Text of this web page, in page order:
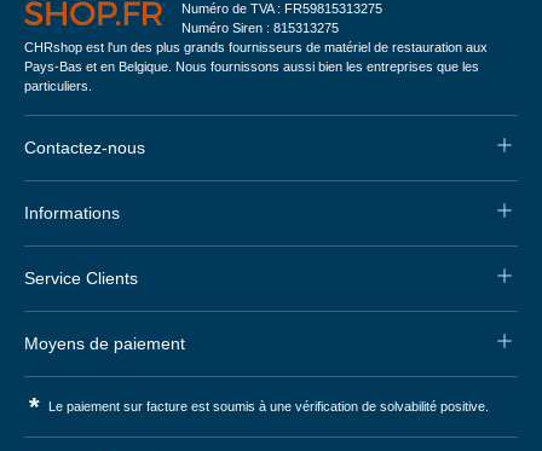
Numéro de TVA : FR59815313275
Numéro Siren : 815313275
CHRshop est l'un des plus grands fournisseurs de matériel de restauration aux
Pays-Bas et en Belgique. Nous fournissons aussi bien les entreprises que les
particuliers.
Contactez-nous
Informations
Service Clients
Moyens de paiement
* Le paiement sur facture est soumis à une vérification de solvabilité positive.